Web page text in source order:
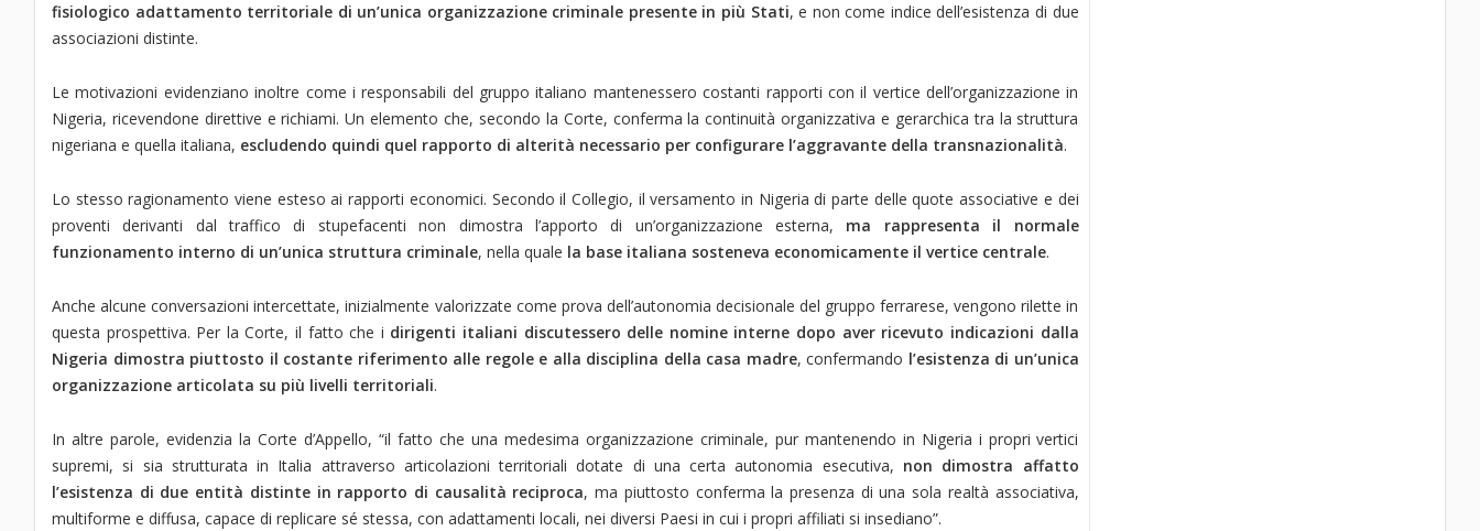
fisiologico adattamento territoriale di un’unica organizzazione criminale presente in più Stati, e non come indice dell’esistenza di due
associazioni distinte.
Le motivazioni evidenziano inoltre come i responsabili del gruppo italiano mantenessero costanti rapporti con il vertice dell’organizzazione in
Nigeria, ricevendone direttive e richiami. Un elemento che, secondo la Corte, conferma la continuità organizzativa e gerarchica tra la struttura
nigeriana e quella italiana, escludendo quindi quel rapporto di alterità necessario per configurare l’aggravante della transnazionalità.
Lo stesso ragionamento viene esteso ai rapporti economici. Secondo il Collegio, il versamento in Nigeria di parte delle quote associative e dei
proventi derivanti dal traffico di stupefacenti non dimostra l’apporto di un’organizzazione esterna, ma rappresenta il normale
funzionamento interno di un’unica struttura criminale, nella quale la base italiana sosteneva economicamente il vertice centrale.
Anche alcune conversazioni intercettate, inizialmente valorizzate come prova dell’autonomia decisionale del gruppo ferrarese, vengono rilette in
questa prospettiva. Per la Corte, il fatto che i dirigenti italiani discutessero delle nomine interne dopo aver ricevuto indicazioni dalla
Nigeria dimostra piuttosto il costante riferimento alle regole e alla disciplina della casa madre, confermando l’esistenza di un’unica
organizzazione articolata su più livelli territoriali.
In altre parole, evidenzia la Corte d’Appello, “il fatto che una medesima organizzazione criminale, pur mantenendo in Nigeria i propri vertici
supremi, si sia strutturata in Italia attraverso articolazioni territoriali dotate di una certa autonomia esecutiva, non dimostra affatto
l’esistenza di due entità distinte in rapporto di causalità reciproca, ma piuttosto conferma la presenza di una sola realtà associativa,
multiforme e diffusa, capace di replicare sé stessa, con adattamenti locali, nei diversi Paesi in cui i propri affiliati si insediano”.